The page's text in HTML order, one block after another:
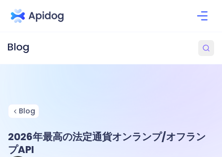
Blog
2026年最高の法定通貨オンランプ/オフラン
プAPI